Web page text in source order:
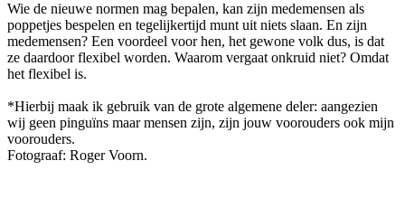
Wie de nieuwe normen mag bepalen, kan zijn medemensen als
poppetjes bespelen en tegelijkertijd munt uit niets slaan. En zijn
medemensen? Een voordeel voor hen, het gewone volk dus, is dat
ze daardoor flexibel worden. Waarom vergaat onkruid niet? Omdat
het flexibel is.
*Hierbij maak ik gebruik van de grote algemene deler: aangezien
wij geen pinguïns maar mensen zijn, zijn jouw voorouders ook mijn
voorouders.
Fotograaf: Roger Voorn.